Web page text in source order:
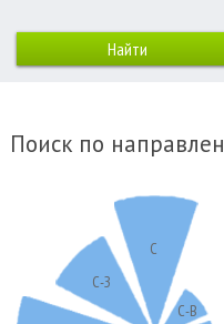
Поиск по
С
С-В
С-З